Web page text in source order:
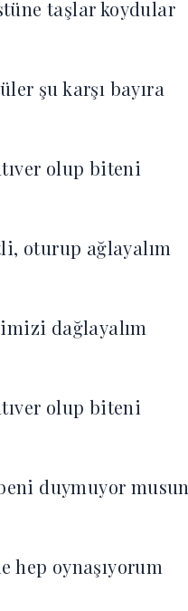
taşlar koydular
şu karşı bayıra
olup biteni
oturup ağlayalım
dağlayalım
olup biteni
duymuyor musun
hep oynaşıyorum